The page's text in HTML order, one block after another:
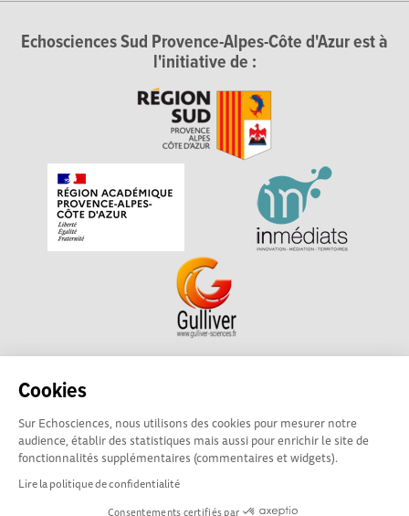
Cookies
Sur Echosciences, nous utilisons des cookies pour mesurer notre
audience, établir des statistiques mais aussi pour enrichir le site de
fonctionnalités supplémentaires (commentaires et widgets).
Lire la politique de confidentialité
Consentements certifiés par
Echosciences Sud Provence-Alpes-Côte d'Azur est à
l'initiative de :
Echosciences Sud Provence-Alpes-Côte d'Azur est à
académique pour la Recherche et l'Innovation Provence-
Alpes-Côte d'Azur. La plateforme est mise en oeuvre pour
vous parGulliver